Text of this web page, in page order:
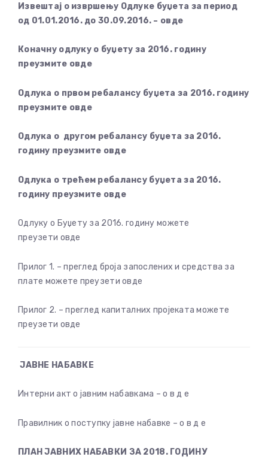
Извештај о извршењу Одлуке буџета за период
од 01.01.2016. до 30.09.2016. – овде
Коначну одлуку о буџету за 2016. годину
преузмите овде
Одлука о првом ребалансу буџета за 2016. годину
преузмите овде
Одлука о другом ребалансу буџета за 2016.
годину преузмите овде
Одлука о трећем ребалансу буџета за 2016.
годину преузмите овде
Одлуку о Буџету за 2016. годину можете
преузети овде
Прилог 1. – преглед броја запослених и средства за
плате можете преузети овде
Прилог 2. – преглед капиталних пројеката можете
преузети овде
ЈАВНЕ НАБАВКЕ
Интерни акт о јавним набавкама – о в д е
Правилник о поступку јавне набавке – о в д е
ПЛАН ЈАВНИХ НАБАВКИ ЗА 2018. ГОДИНУ